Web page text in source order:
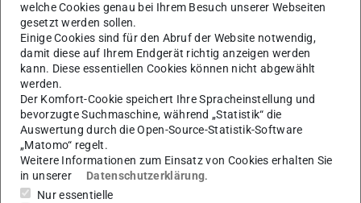
welche Cookies genau bei Ihrem Besuch unserer Webseiten
gesetzt werden sollen.
Einige Cookies sind für den Abruf der Website notwendig,
damit diese auf Ihrem Endgerät richtig anzeigen werden
kann. Diese essentiellen Cookies können nicht abgewählt
werden.
Der Komfort-Cookie speichert Ihre Spracheinstellung und
bevorzugte Suchmaschine, während „Statistik“ die
Auswertung durch die Open-Source-Statistik-Software
„Matomo“ regelt.
Weitere Informationen zum Einsatz von Cookies erhalten Sie
in unserer
Datenschutzerklärung.
Nur essentielle